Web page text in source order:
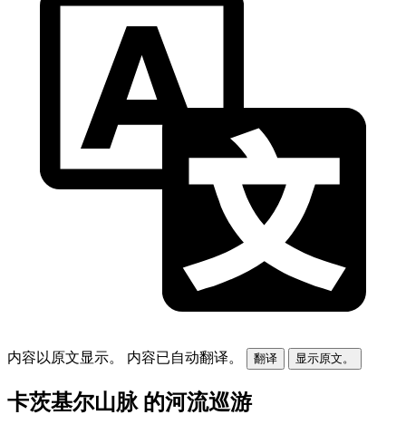
内容以原文显示。 内容已自动翻译。 翻译 显示原文。
卡茨基尔山脉 的河流巡游